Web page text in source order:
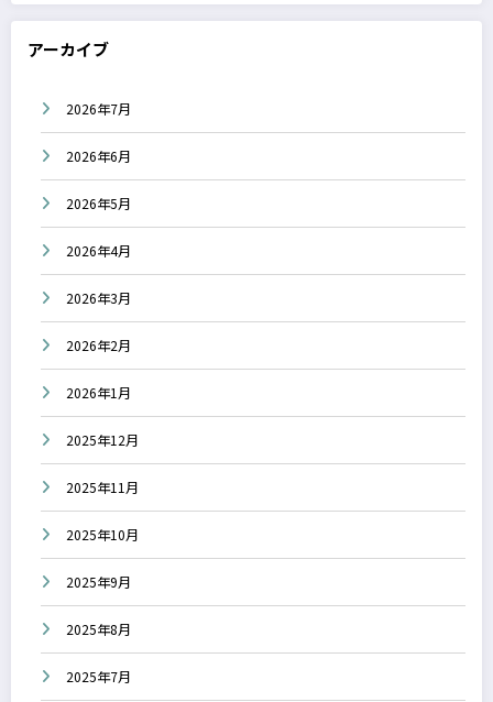
アーカイブ
2026年7月
2026年6月
2026年5月
2026年4月
2026年3月
2026年2月
2026年1月
2025年12月
2025年11月
2025年10月
2025年9月
2025年8月
2025年7月